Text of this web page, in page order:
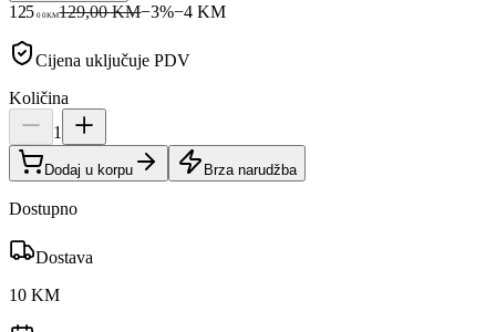
125 00KM129,00 KM−3%−4 KM
Cijena uključuje PDV
Količina
1
Dodaj u korpu Brza narudžba
Dostupno
Dostava
10 KM